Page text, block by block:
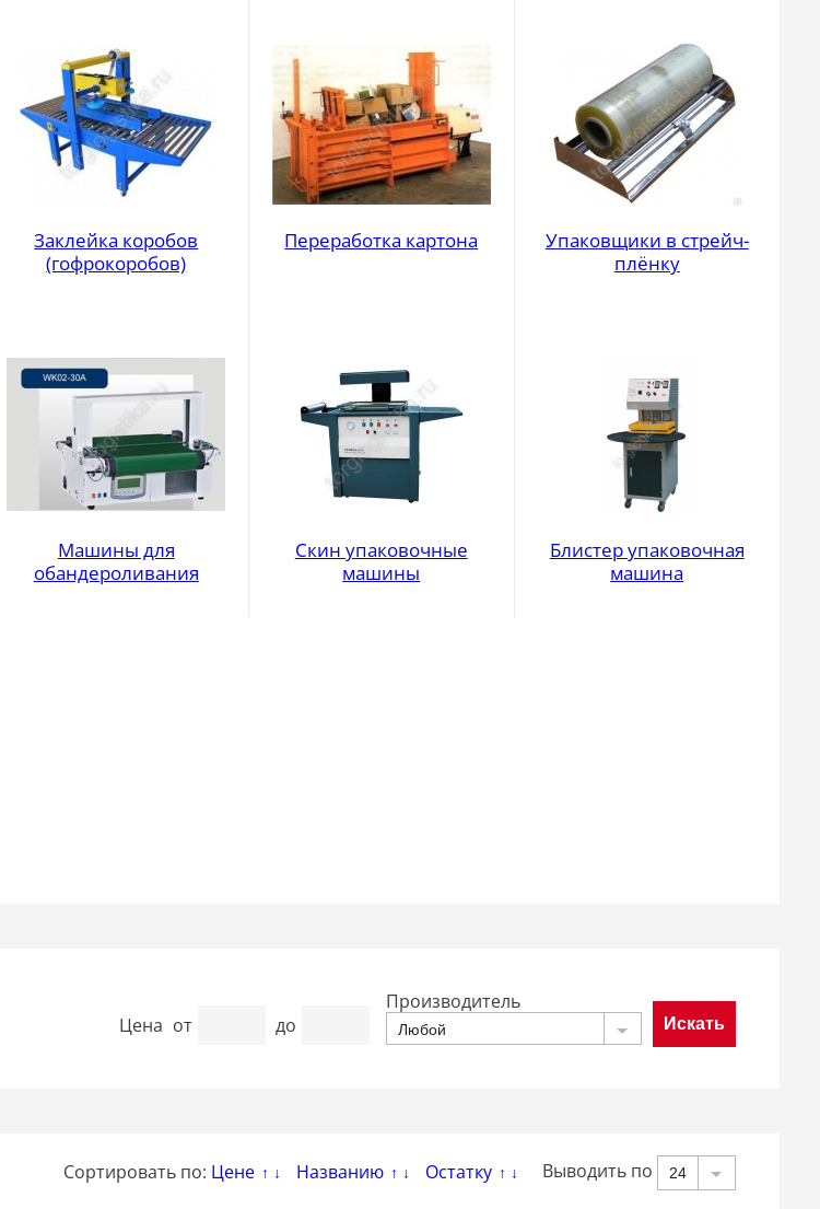
Заклейка коробов
(гофрокоробов)
Переработка картона
Упаковщики в стрейч-
плёнку
Машины для
обандероливания
Скин упаковочные
машины
Блистер упаковочная
машина
Цена от до
Производитель
Любой
Сортировать по: Цене ↑ ↓ Названию ↑ ↓ Остатку ↑ ↓ Выводить по 24